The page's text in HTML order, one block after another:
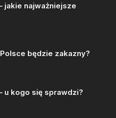
jakie najważniejsze
będzie zakazny?
u kogo się sprawdzi?